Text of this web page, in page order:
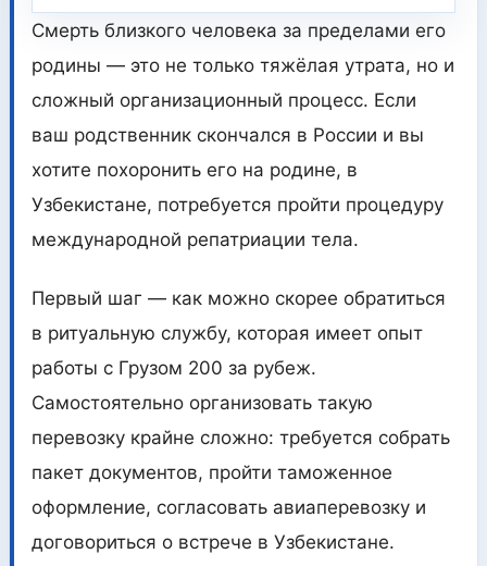
Смерть близкого человека за пределами его
родины — это не только тяжёлая утрата, но и
сложный организационный процесс. Если
ваш родственник скончался в России и вы
хотите похоронить его на родине, в
Узбекистане, потребуется пройти процедуру
международной репатриации тела.
Первый шаг — как можно скорее обратиться
в ритуальную службу, которая имеет опыт
работы с Грузом 200 за рубеж.
Самостоятельно организовать такую
перевозку крайне сложно: требуется собрать
пакет документов, пройти таможенное
оформление, согласовать авиаперевозку и
договориться о встрече в Узбекистане.